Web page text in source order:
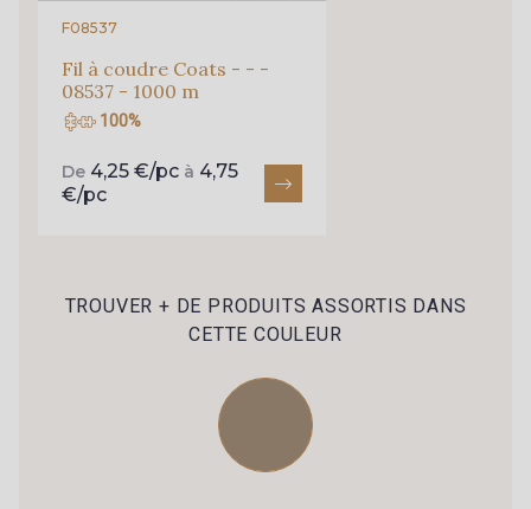
F08537
Fil à coudre Coats - - -
08537 - 1000 m
100%
De 4,25 €/pc à 4,75
€/pc
TROUVER + DE PRODUITS ASSORTIS DANS
CETTE COULEUR